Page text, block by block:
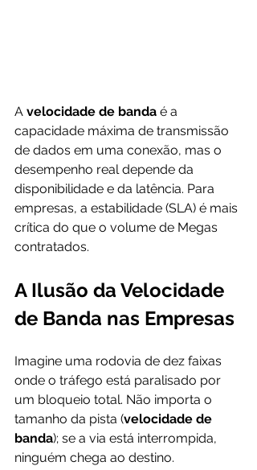
A velocidade de banda é a
capacidade máxima de transmissão
de dados em uma conexão, mas o
desempenho real depende da
disponibilidade e da latência. Para
empresas, a estabilidade (SLA) é mais
crítica do que o volume de Megas
contratados.
A Ilusão da Velocidade
de Banda nas Empresas
Imagine uma rodovia de dez faixas
onde o tráfego está paralisado por
um bloqueio total. Não importa o
tamanho da pista (velocidade de
banda); se a via está interrompida,
ninguém chega ao destino.